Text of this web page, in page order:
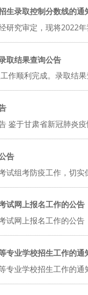
生录取控制分数线的通
研究审定，现将2022
取结果查询公告
作顺利完成。录取结
鉴于甘肃省新冠肺炎
告
试组考防疫工作，切
试网上报名工作的公告
试网上报名工作的公
专业学校招生工作的通
专业学校招生工作的